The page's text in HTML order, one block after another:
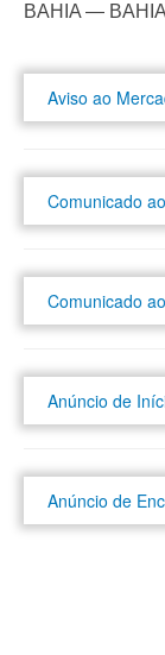
BAHIA —
Aviso ao
Comunicado
Comunicado
Anúncio de
Anúncio de